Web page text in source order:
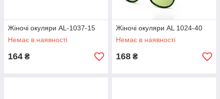
Жіночі окуляри AL-1037-15
Немає в наявності
164 ₴
Жіночі окуляри AL 1024-40
Немає в наявності
168 ₴